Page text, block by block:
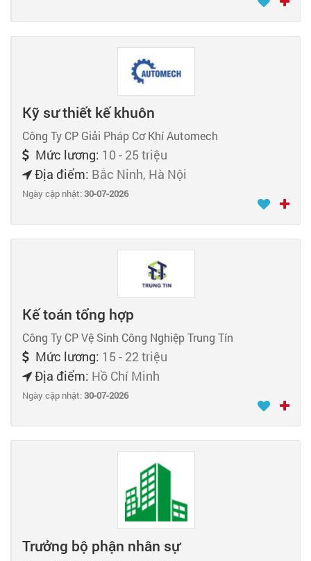
Kỹ sư thiết kế khuôn
Công Ty CP Giải Pháp Cơ Khí Automech
Mức lương: 10 - 25 triệu
Địa điểm: Bắc Ninh, Hà Nội
Ngày cập nhật:30-07-2026
Kế toán tổng hợp
Công Ty CP Vệ Sinh Công Nghiệp Trung Tín
Mức lương: 15 - 22 triệu
Địa điểm: Hồ Chí Minh
Ngày cập nhật:30-07-2026
Trưởng bộ phận nhân sự